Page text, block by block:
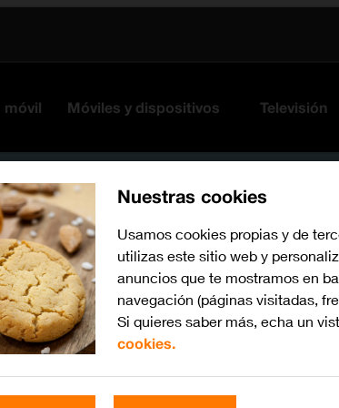
móvil Móviles y dispositivos Televisión
Nuestras cookies
Usamos cookies propias y de
utilizas este sitio web y
anuncios que te mostramos en
navegación (páginas visitadas,
Si quieres saber más, echa un
cookies.